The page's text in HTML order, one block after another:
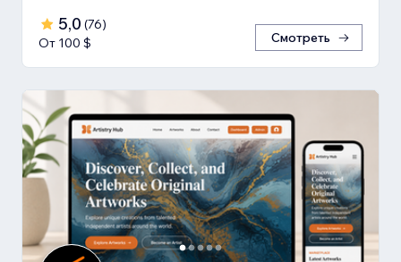
5,0 (76)
От 100 $
Смотреть